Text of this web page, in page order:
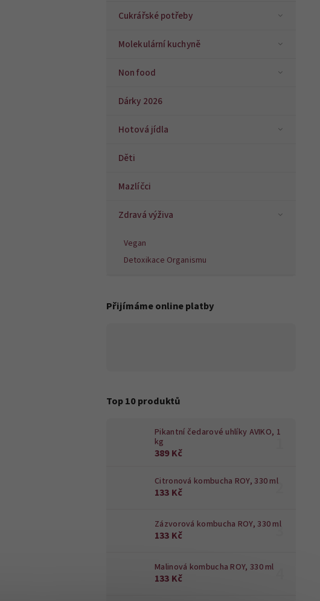
Cukrářské potřeby
Molekulární kuchyně
Non food
Dárky 2026
Hotová jídla
Děti
Mazlíčci
Zdravá výživa
Vegan
Detoxikace Organismu
Přijímáme online platby
Top 10 produktů
Pikantní čedarové uhlíky AVIKO, 1
kg
389 Kč
Citronová kombucha ROY, 330 ml
133 Kč
Zázvorová kombucha ROY, 330 ml
133 Kč
Malinová kombucha ROY, 330 ml
133 Kč